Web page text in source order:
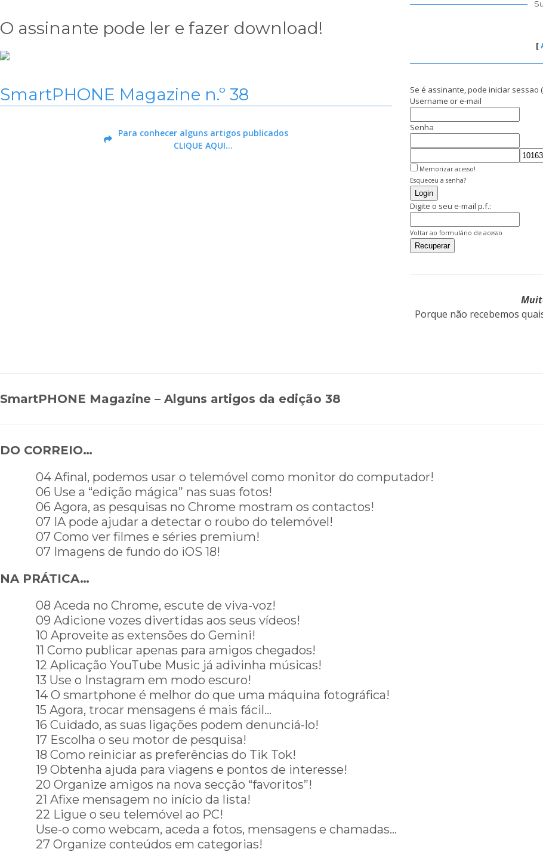
content
O assinante pode ler e fazer download!
SmartPHONE Magazine n.º 38
Para conhecer alguns artigos publicados
CLIQUE AQUI…
[
Se é assinante, pode iniciar sessao
Username or e-mail
Senha
Memorizar acesso!
Esqueceu a senha?
Login
Digite o seu e-mail p.f.:
Voltar ao formulário de acesso
Recuperar
Porque não recebemos
SmartPHONE Magazine – Alguns artigos da edição 38
DO CORREIO…
04 Afinal, podemos usar o telemóvel como monitor do computador!
06 Use a “edição mágica” nas suas fotos!
06 Agora, as pesquisas no Chrome mostram os contactos!
07 IA pode ajudar a detectar o roubo do telemóvel!
07 Como ver filmes e séries premium!
07 Imagens de fundo do iOS 18!
NA PRÁTICA…
08 Aceda no Chrome, escute de viva-voz!
09 Adicione vozes divertidas aos seus vídeos!
10 Aproveite as extensões do Gemini!
11 Como publicar apenas para amigos chegados!
12 Aplicação YouTube Music já adivinha músicas!
13 Use o Instagram em modo escuro!
14 O smartphone é melhor do que uma máquina fotográfica!
15 Agora, trocar mensagens é mais fácil…
16 Cuidado, as suas ligações podem denunciá-lo!
17 Escolha o seu motor de pesquisa!
18 Como reiniciar as preferências do Tik Tok!
19 Obtenha ajuda para viagens e pontos de interesse!
20 Organize amigos na nova secção “favoritos”!
21 Afixe mensagem no início da lista!
22 Ligue o seu telemóvel ao PC!
Use-o como webcam, aceda a fotos, mensagens e chamadas…
27 Organize conteúdos em categorias!